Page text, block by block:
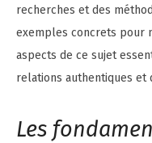
recherches et des
exemples concrets pour
aspects de ce sujet
relations authentiques et
Les